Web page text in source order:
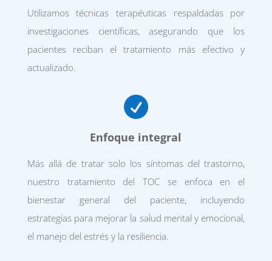
Utilizamos técnicas terapéuticas respaldadas por
investigaciones científicas, asegurando que los
pacientes reciban el tratamiento más efectivo y
actualizado.

Enfoque integral
Más allá de tratar solo los síntomas del trastorno,
nuestro tratamiento del TOC se enfoca en el
bienestar general del paciente, incluyendo
estrategias para mejorar la salud mental y emocional,
el manejo del estrés y la resiliencia.